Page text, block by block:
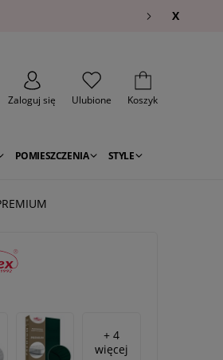
X
Zaloguj się
Ulubione Koszyk
POMIESZCZENIA STYLE
+ 4
więcej